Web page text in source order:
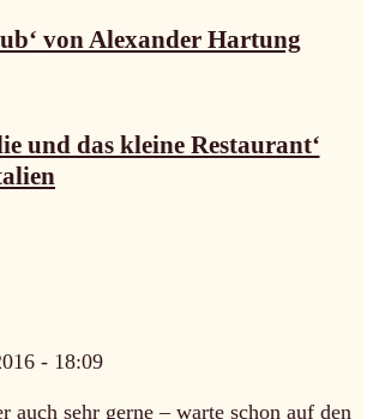
von Alexander Hartung
und das kleine Restaurant‘
- 18:09
auch sehr gerne – warte schon auf den